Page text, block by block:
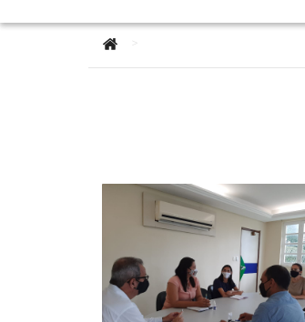
Você está aqui: